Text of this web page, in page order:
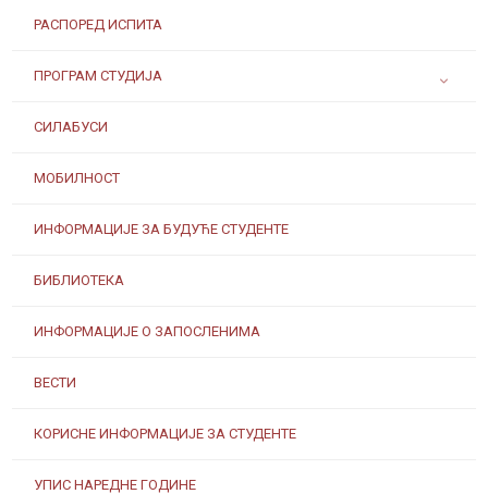
РАСПОРЕД ИСПИТА
ПРОГРАМ СТУДИЈА
СИЛАБУСИ
МОБИЛНОСТ
ИНФОРМАЦИЈЕ ЗА БУДУЋЕ СТУДЕНТЕ
БИБЛИОТЕКА
ИНФОРМАЦИЈЕ О ЗАПОСЛЕНИМА
ВЕСТИ
КОРИСНЕ ИНФОРМАЦИЈЕ ЗА СТУДЕНТЕ
УПИС НАРЕДНЕ ГОДИНЕ